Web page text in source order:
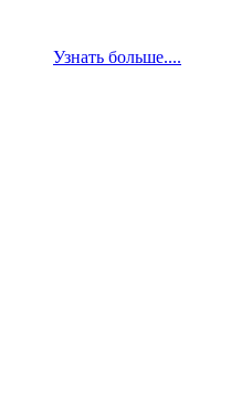
Узнать больше....